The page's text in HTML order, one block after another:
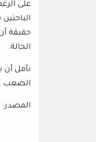
على
الحالة.
نأمل أن
الصعب
المصدر: